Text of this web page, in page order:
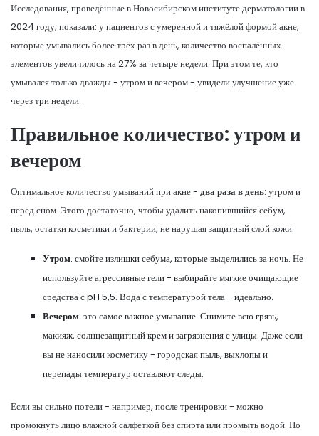
Исследования, проведённые в Новосибирском институте дерматологии в
2024 году, показали: у пациентов с умеренной и тяжёлой формой акне,
которые умывались более трёх раз в день, количество воспалённых
элементов увеличилось на 27% за четыре недели. При этом те, кто
умывался только дважды - утром и вечером - увидели улучшение уже
через три недели.
Правильное количество: утром и
вечером
Оптимальное количество умываний при акне - два раза в день: утром и
перед сном. Этого достаточно, чтобы удалить накопившийся себум,
пыль, остатки косметики и бактерии, не нарушая защитный слой кожи.
Утром: смойте излишки себума, которые выделились за ночь. Не
используйте агрессивные гели - выбирайте мягкие очищающие
средства с pH 5,5. Вода с температурой тела - идеально.
Вечером: это самое важное умывание. Снимите всю грязь,
макияж, солнцезащитный крем и загрязнения с улицы. Даже если
вы не наносили косметику - городская пыль, выхлопы и
перепады температур оставляют следы.
Если вы сильно потели - например, после тренировки - можно
промокнуть лицо влажной салфеткой без спирта или промыть водой. Но